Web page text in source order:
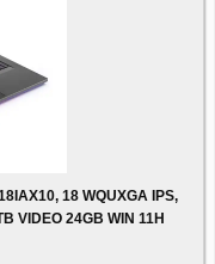
18 WQUXGA IPS,
VIDEO 24GB WIN 11H